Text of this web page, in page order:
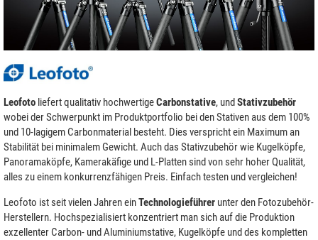
Leofoto liefert qualitativ hochwertigeCarbonstative, undStativzubehör
wobei der Schwerpunkt im Produktportfolio bei den Stativen aus dem 100%
und 10-lagigem Carbonmaterial besteht. Dies verspricht ein Maximum an
Stabilität bei minimalem Gewicht. Auch das Stativzubehör wie Kugelköpfe,
Panoramaköpfe, Kamerakäfige und L-Platten sind von sehr hoher Qualität,
alles zu einem konkurrenzfähigen Preis. Einfach testen und vergleichen!
Leofoto ist seit vielen Jahren einTechnologieführer unter den Fotozubehör-
Herstellern. Hochspezialisiert konzentriert man sich auf die Produktion
exzellenter Carbon- und Aluminiumstative, Kugelköpfe und des kompletten